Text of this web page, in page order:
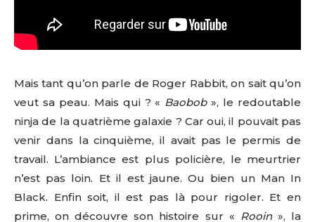
Mais tant qu’on parle de Roger Rabbit, on sait qu’on
veut sa peau. Mais qui ? « Baobob», le redoutable
ninja de la quatrième galaxie ? Car oui, il pouvait pas
venir dans la cinquième, il avait pas le permis de
travail. L’ambiance est plus policière, le meurtrier
n’est pas loin. Et il est jaune. Ou bien un Man In
Black. Enfin soit, il est pas là pour rigoler. Et en
prime, on découvre son histoire sur « Rooin», la